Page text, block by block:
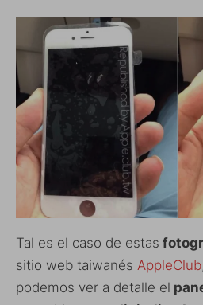
Tal es el caso de estas
sitio web taiwanés AppleClub
podemos ver a detalle el